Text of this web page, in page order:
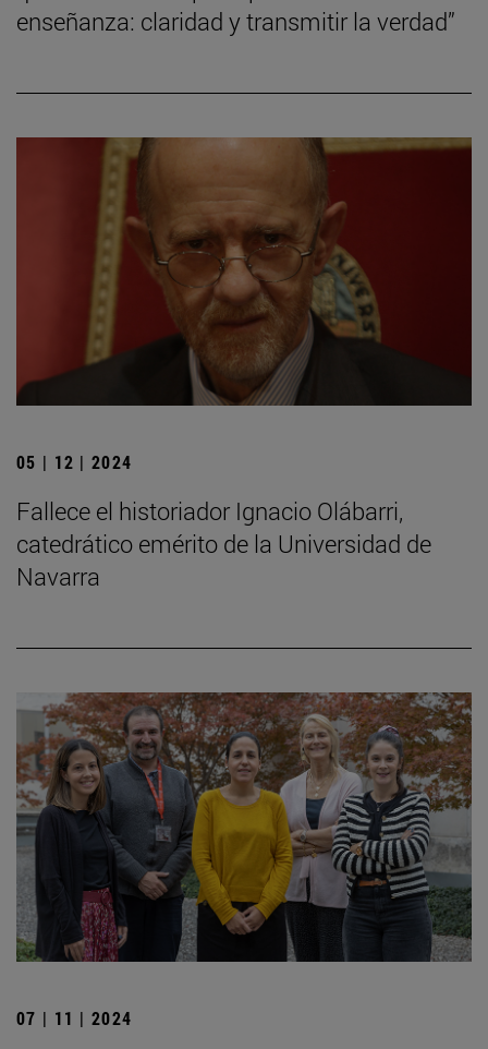
enseñanza: claridad y transmitir la verdad”
05 | 12 | 2024
Fallece el historiador Ignacio Olábarri,
catedrático emérito de la Universidad de
Navarra
07 | 11 | 2024